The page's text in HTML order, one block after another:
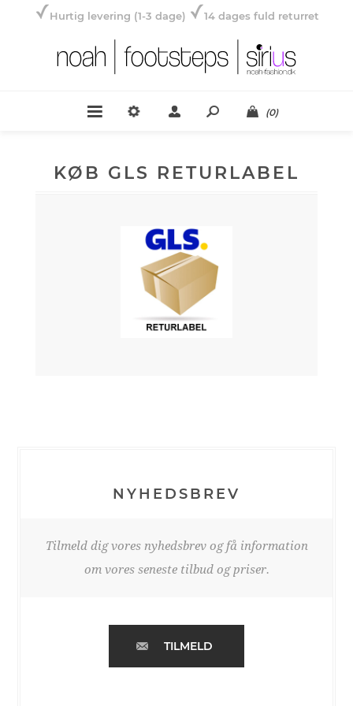
Hurtig levering (1-3 dage) 14 dages fuld returret
(0)
KØB GLS RETURLABEL
NYHEDSBREV
Tilmeld dig vores nyhedsbrev og få information
om vores seneste tilbud og priser.
TILMELD